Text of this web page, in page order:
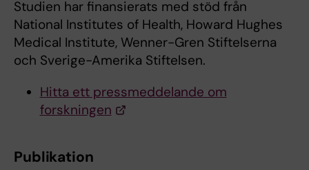
Studien har finansierats med stöd från
National Institutes of Health, Howard Hughes
Medical Institute, Wenner-Gren Stiftelserna
och Sverige-Amerika Stiftelsen.
Hitta ett pressmeddelande om
forskningen
Publikation